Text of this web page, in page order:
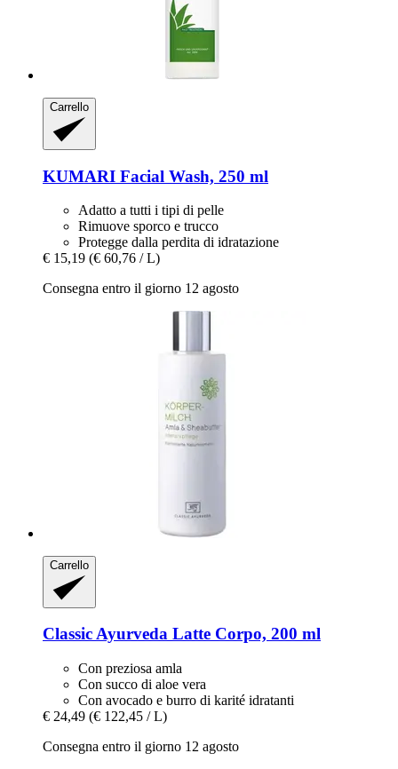
Carrello
KUMARI Facial Wash, 250 ml
Adatto a tutti i tipi di pelle
Rimuove sporco e trucco
Protegge dalla perdita di idratazione
€ 15,19 (€ 60,76 / L)
Consegna entro il giorno 12 agosto
Carrello
Classic Ayurveda Latte Corpo, 200 ml
Con preziosa amla
Con succo di aloe vera
Con avocado e burro di karité idratanti
€ 24,49 (€ 122,45 / L)
Consegna entro il giorno 12 agosto